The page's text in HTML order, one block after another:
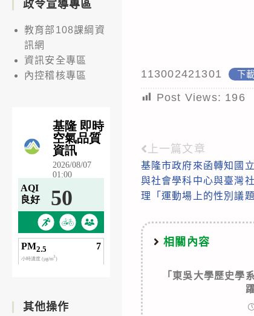
113002421301 下載
Post Views: 196
Read
more
articles
上一篇文章
基隆市政府來函轉知國
與社會學科中心與臺灣
理「運動場上的性別議
相關內容
「東吳大學歷史學
政令宣導專區
教育部108課綱資
訊網
資訊安全專區
內控稽核專區
其他操作